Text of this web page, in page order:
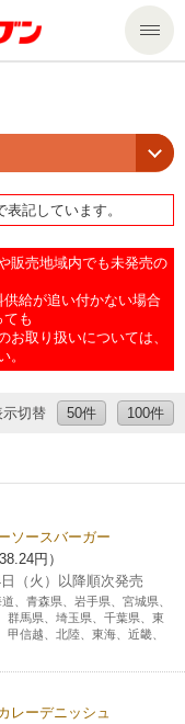
件募集・購入
採用情報
記しています。
販売地域内でも未発売の
給が追い付かない場合
も
取り扱いについては、
。
示切替 50件 100件
ソースバーガー
円）
（火）以降順次発売
、青森県、岩手県、宮城県、
群馬県、埼玉県、千葉県、東
甲信越、北陸、東海、近畿、
レーデニッシュ